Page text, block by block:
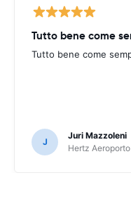
Tutto bene come
Tutto bene come
J
Juri Mazzoleni
Hertz